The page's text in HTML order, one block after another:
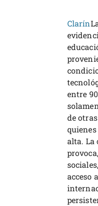
Clarín
entre
de
alta. La
acceso